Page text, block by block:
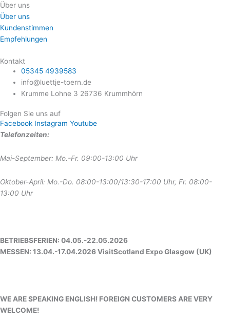
Über uns
Über uns
Kundenstimmen
Empfehlungen
Kontakt
05345 4939583
info@luettje-toern.de
Krumme Lohne 3 26736 Krummhörn
Folgen Sie uns auf
Facebook Instagram Youtube
Telefonzeiten:
Mai-September: Mo.-Fr. 09:00-13:00 Uhr
Oktober-April: Mo.-Do. 08:00-13:00/13:30-17:00 Uhr, Fr. 08:00-
13:00 Uhr
BETRIEBSFERIEN: 04.05.-22.05.2026
MESSEN: 13.04.-17.04.2026 VisitScotland Expo Glasgow (UK)
WE ARE SPEAKING ENGLISH! FOREIGN CUSTOMERS ARE VERY
WELCOME!